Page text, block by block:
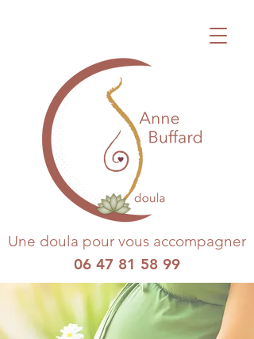
Une doula pour vous accompagner
06 47 81 58 99